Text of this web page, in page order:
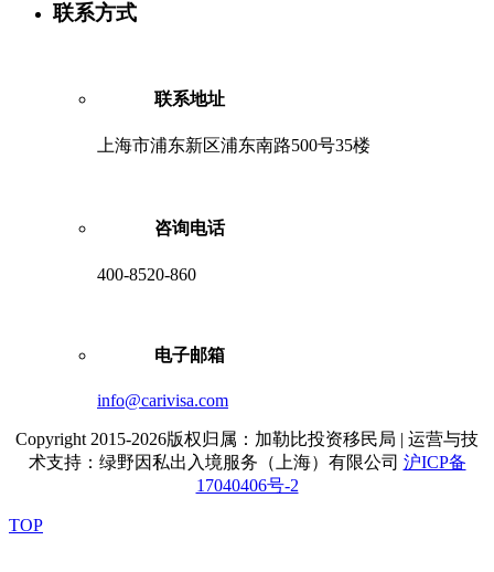
联系方式
联系地址
上海市浦东新区浦东南路500号35楼
咨询电话
400-8520-860
电子邮箱
info@carivisa.com
Copyright 2015-2026版权归属：加勒比投资移民局 | 运营与技
术支持：绿野因私出入境服务（上海）有限公司 沪ICP备
17040406号-2
TOP